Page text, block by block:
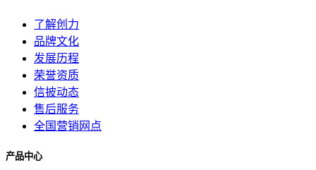
了解创力
品牌文化
发展历程
荣誉资质
信披动态
售后服务
全国营销网点
产品中心